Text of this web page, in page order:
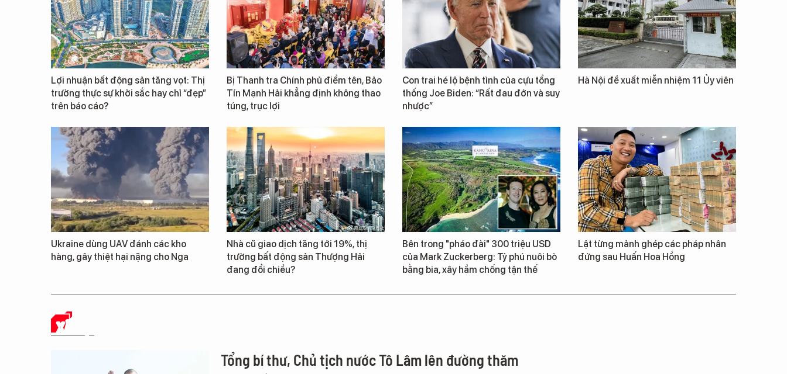
Lợi nhuận bất động sản tăng vọt: Thị
trường thực sự khởi sắc hay chỉ “đẹp”
trên báo cáo?
Bị Thanh tra Chính phủ điểm tên, Bảo
Tín Mạnh Hải khẳng định không thao
túng, trục lợi
Con trai hé lộ bệnh tình của cựu tổng
thống Joe Biden: “Rất đau đớn và suy
nhược”
Hà Nội đề xuất miễn nhiệm 11 Ủy viên
Ukraine dùng UAV đánh các kho
hàng, gây thiệt hại nặng cho Nga
Nhà cũ giao dịch tăng tới 19%, thị
trường bất động sản Thượng Hải
đang đổi chiều?
Bên trong "pháo đài" 300 triệu USD
của Mark Zuckerberg: Tỷ phú nuôi bò
bằng bia, xây hầm chống tận thế
Lật từng mảnh ghép các pháp nhân
đứng sau Huấn Hoa Hồng
XÃ HỘI
Tổng bí thư, Chủ tịch nước Tô Lâm lên đường thăm